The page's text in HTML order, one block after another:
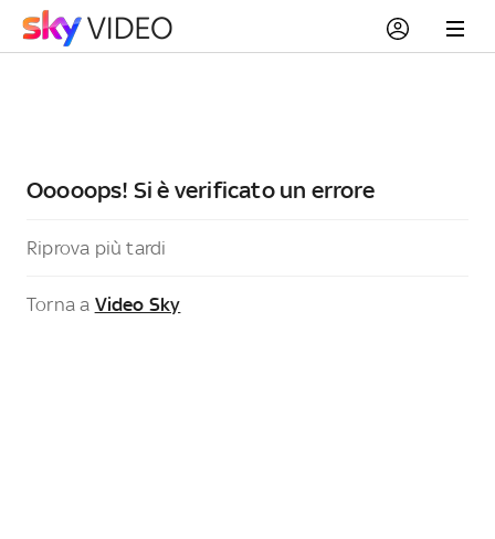
Ooooops! Si è verificato un errore
Riprova più tardi
Torna a Video Sky